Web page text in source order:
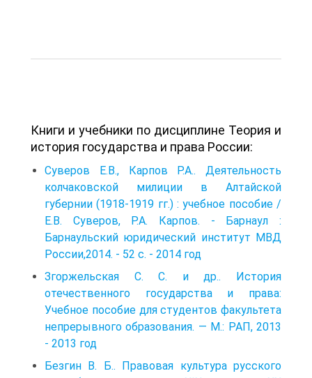
Книги и учебники по дисциплине Теория и
история государства и права России:
Суверов Е.В., Карпов Р.А.. Деятельность
колчаковской милиции в Алтайской
губернии (1918-1919 гг.) : учебное пособие /
Е.В. Суверов, Р.А. Карпов. - Барнаул :
Барнаульский юридический институт МВД
России,2014. - 52 с. - 2014 год
Згоржельская С. С. и др.. История
отечественного государства и права:
Учебное пособие для студентов факультета
непрерывного образования. — М.: РАП, 2013
- 2013 год
Безгин В. Б.. Правовая культура русского